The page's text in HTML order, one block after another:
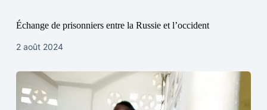
Échange de prisonniers entre la Russie et l’occident
2 août 2024